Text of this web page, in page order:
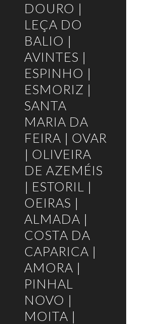
DOURO |
LEÇA DO
BALIO |
AVINTES |
ESPINHO |
ESMORIZ |
SANTA
MARIA DA
FEIRA | OVAR
| OLIVEIRA
DE AZEMÉIS
| ESTORIL |
OEIRAS |
ALMADA |
COSTA DA
CAPARICA |
AMORA |
PINHAL
NOVO |
MOITA |